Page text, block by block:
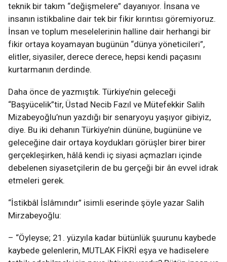
teknik bir takım “değişmelere” dayanıyor. İnsana ve
insanın istikbaline dair tek bir fikir kırıntısı göremiyoruz.
İnsan ve toplum meselelerinin halline dair herhangi bir
fikir ortaya koyamayan bugünün “dünya yöneticileri”,
elitler, siyasiler, derece derece, hepsi kendi paçasını
kurtarmanın derdinde.
Daha önce de yazmıştık. Türkiye’nin geleceği
“Başyücelik”tir, Üstad Necib Fazıl ve Mütefekkir Salih
Mizabeyoğlu’nun yazdığı bir senaryoyu yaşıyor gibiyiz,
diye. Bu iki dehanın Türkiye’nin dününe, bugününe ve
geleceğine dair ortaya koydukları görüşler birer birer
gerçekleşirken, hâlâ kendi iç siyasi açmazları içinde
debelenen siyasetçilerin de bu gerçeği bir ân evvel idrak
etmeleri gerek.
“İstikbâl İslâmındır” isimli eserinde şöyle yazar Salih
Mirzabeyoğlu:
– “Öyleyse; 21. yüzyıla kadar bütünlük şuurunu kaybede
kaybede gelenlerin, MUTLAK FİKRİ eşya ve hadiselere